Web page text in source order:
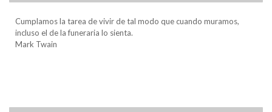
Cumplamos la tarea de vivir de tal modo que cuando muramos,
incluso el de la funeraria lo sienta.
Mark Twain